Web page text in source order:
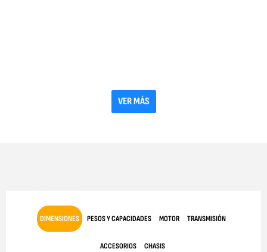
VER MÁS
DIMENSIONES PESOS Y CAPACIDADES MOTOR TRANSMISIÓN
ACCESORIOS CHASIS